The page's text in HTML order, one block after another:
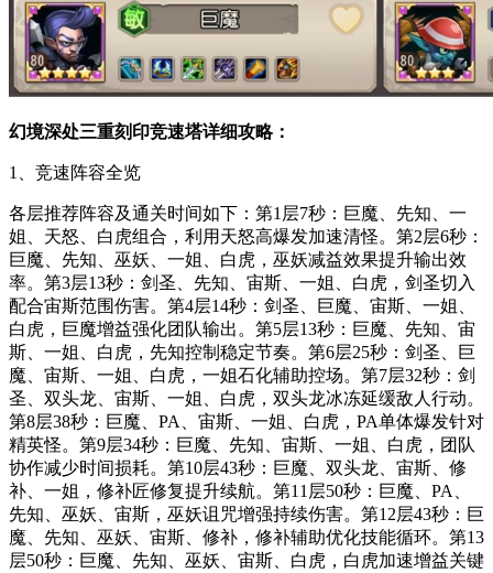
幻境深处三重刻印竞速塔详细攻略：
1、竞速阵容全览
各层推荐阵容及通关时间如下：第1层7秒：巨魔、先知、一
姐、天怒、白虎组合，利用天怒高爆发加速清怪。第2层6秒：
巨魔、先知、巫妖、一姐、白虎，巫妖减益效果提升输出效
率。第3层13秒：剑圣、先知、宙斯、一姐、白虎，剑圣切入
配合宙斯范围伤害。第4层14秒：剑圣、巨魔、宙斯、一姐、
白虎，巨魔增益强化团队输出。第5层13秒：巨魔、先知、宙
斯、一姐、白虎，先知控制稳定节奏。第6层25秒：剑圣、巨
魔、宙斯、一姐、白虎，一姐石化辅助控场。第7层32秒：剑
圣、双头龙、宙斯、一姐、白虎，双头龙冰冻延缓敌人行动。
第8层38秒：巨魔、PA、宙斯、一姐、白虎，PA单体爆发针对
精英怪。第9层34秒：巨魔、先知、宙斯、一姐、白虎，团队
协作减少时间损耗。第10层43秒：巨魔、双头龙、宙斯、修
补、一姐，修补匠修复提升续航。第11层50秒：巨魔、PA、
先知、巫妖、宙斯，巫妖诅咒增强持续伤害。第12层43秒：巨
魔、先知、巫妖、宙斯、修补，修补辅助优化技能循环。第13
层50秒：巨魔、先知、巫妖、宙斯、白虎，白虎加速增益关键